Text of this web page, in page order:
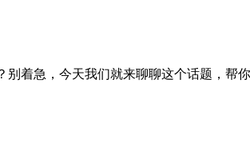
着急，今天我们就来聊聊这个话题，